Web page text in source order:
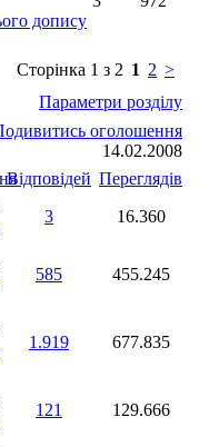
Сторінка 1 з 2 1 2 >
Параметри розділу
14.02.2008
Відповідей Переглядів
3
16.360
585 455.245
1.919 677.835
121 129.666